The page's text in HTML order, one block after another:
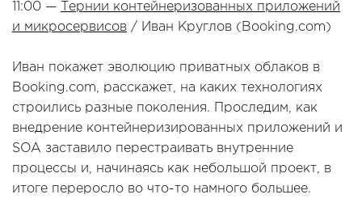
11:00 —
Тернии контейнеризованных приложений
и микросервисов / Иван Круглов (Booking.com)
Иван покажет эволюцию приватных облаков в
Booking.com, расскажет, на каких технологиях
строились разные поколения. Проследим, как
внедрение контейнеризированных приложений и
SOA заставило перестраивать внутренние
процессы и, начинаясь как небольшой проект, в
итоге переросло во что-то намного большее.